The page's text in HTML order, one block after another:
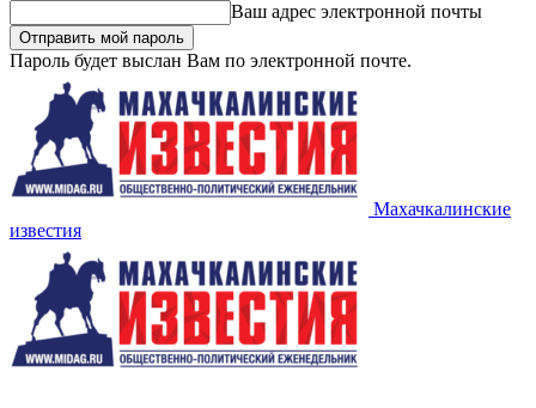
Ваш адрес электронной почты
Пароль будет выслан Вам по электронной почте.
Махачкалинские
известия